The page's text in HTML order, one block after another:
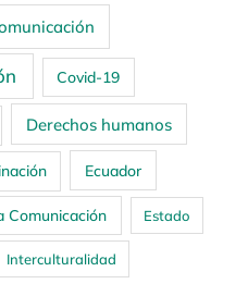
Covid-19
Derechos humanos
Ecuador
Comunicación Estado
Interculturalidad